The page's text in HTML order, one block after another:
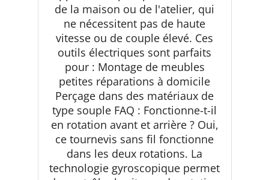
de la maison ou de l'atelier, qui
ne nécessitent pas de haute
vitesse ou de couple élevé. Ces
outils électriques sont parfaits
pour : Montage de meubles
petites réparations à domicile
Perçage dans des matériaux de
type souple FAQ : Fonctionne-t-il
en rotation avant et arrière ? Oui,
ce tournevis sans fil fonctionne
dans les deux rotations. La
technologie gyroscopique permet